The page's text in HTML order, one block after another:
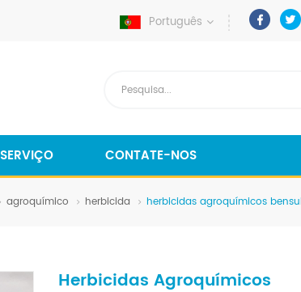
Português
SERVIÇO CONTATE-NOS
agroquímico herbicida herbicidas agroquímicos
Herbicidas Agroquímicos